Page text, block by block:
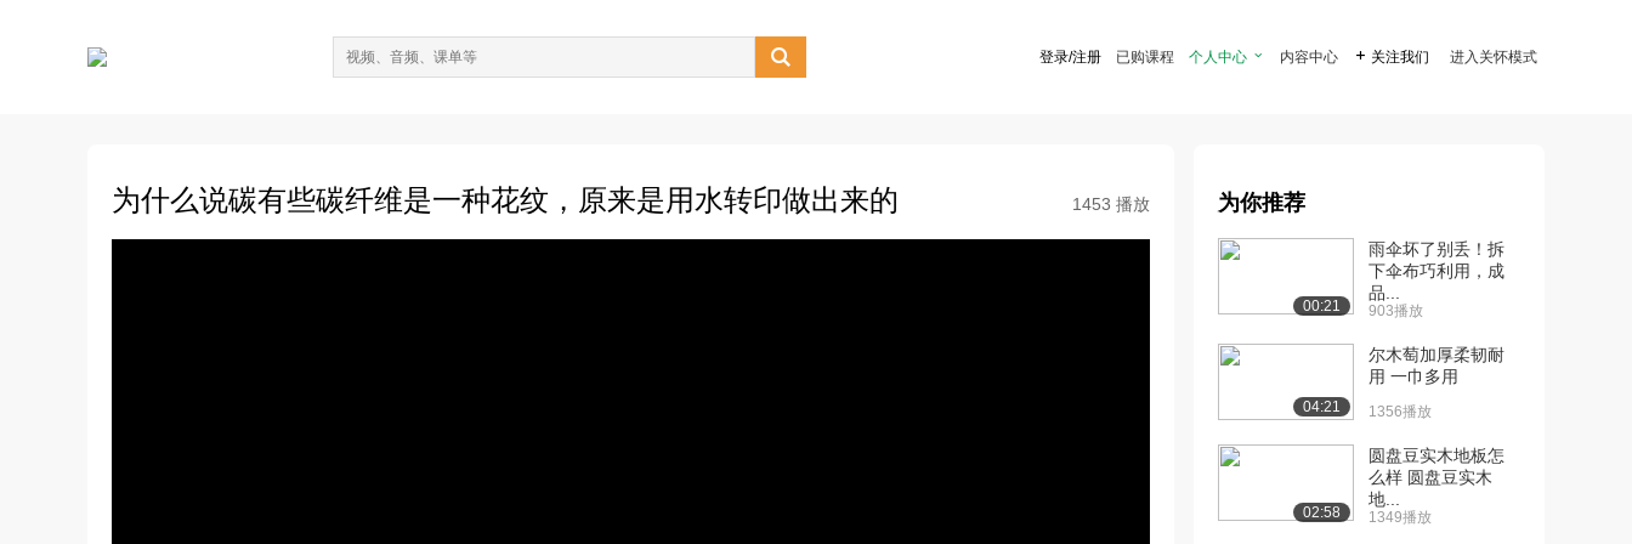
 登录/注册 已购课程 个人中心  内容中心  关注我们 进入关怀模式
为什么说碳有些碳纤维是一种花纹，原来是用水转印做出来的 1453 播放 为你推荐
00:21
雨伞坏了别丢！拆
下伞布巧利用，成
品...
903播放
04:21
尔木萄加厚柔韧耐
用 一巾多用
1356播放
02:58
圆盘豆实木地板怎
么样 圆盘豆实木
地...
1349播放